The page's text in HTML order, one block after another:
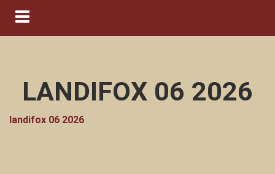
Navigation ein-/ausblenden
LANDIFOX 06 2026
landifox 06 2026